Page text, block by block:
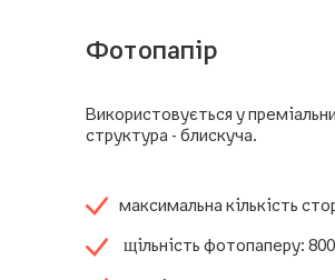
Фотопапір
Використовується у
структура - блискуча.
максимальна кількість
щільність фотопаперу: